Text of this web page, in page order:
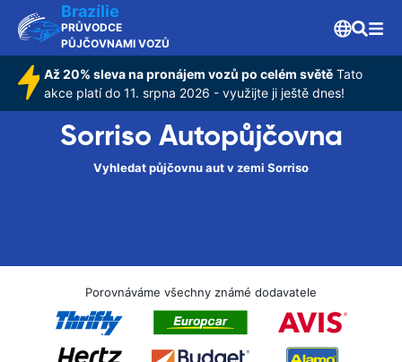
Brazílie
PRŮVODCE
PŮJČOVNAMI VOZŮ
Až 20% sleva na pronájem vozů po celém světě Tato
akce platí do 11. srpna 2026 - využijte ji ještě dnes!
Sorriso Autopůjčovna
Vyhledat půjčovnu aut v zemi Sorriso
Porovnáváme všechny známé dodavatele